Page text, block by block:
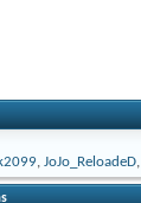
, JoJo_ReloadeD,